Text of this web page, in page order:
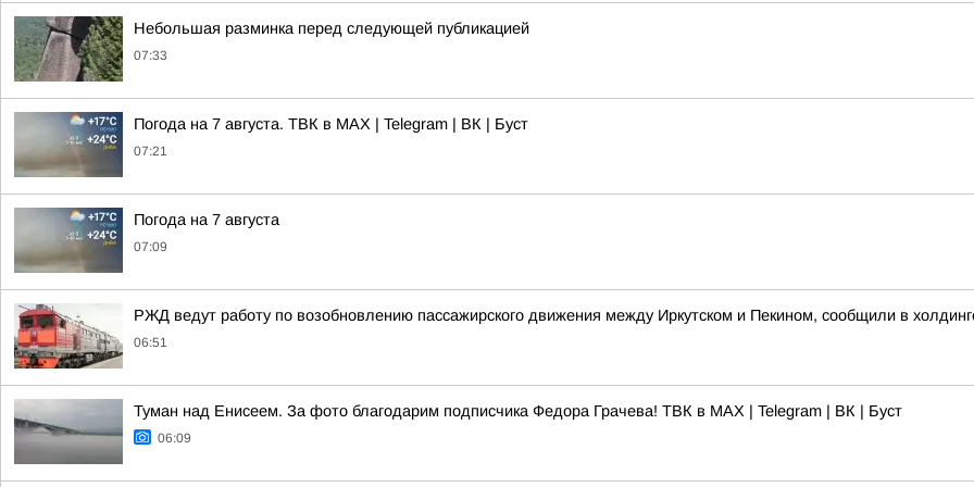
Небольшая разминка перед следующей публикацией
07:33
Погода на 7 августа. ТВК в MAX | Telegram | ВК | Буст
07:21
Погода на 7 августа
07:09
РЖД ведут работу по возобновлению пассажирского движения между Иркутском и Пекином, сообщили в
06:51
Туман над Енисеем. За фото благодарим подписчика Федора Грачева! ТВК в MAX | Telegram | ВК | Буст
06:09